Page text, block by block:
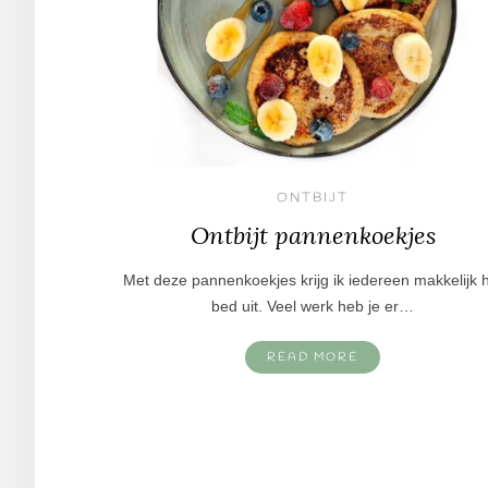
ONTBIJT
Ontbijt pannenkoekjes
Met deze pannenkoekjes krijg ik iedereen makkelijk
bed uit. Veel werk heb je er…
READ MORE